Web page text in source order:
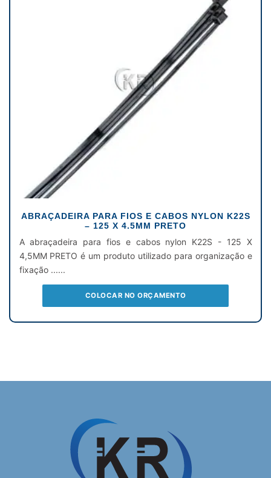
ABRAÇADEIRA PARA FIOS E CABOS NYLON K22S
– 125 X 4.5MM PRETO
A abraçadeira para fios e cabos nylon K22S - 125 X
4,5MM PRETO é um produto utilizado para organização e
fixação ......
COLOCAR NO ORÇAMENTO